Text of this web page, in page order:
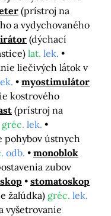
(prístroj na
a vydychovaného
(dýchací
lat. lek.
liečivých látok v
myostimulátor
kostrového
(prístroj na
gréc. lek.
pohybov ústnych
odb.
monoblok
zubov
stomatoskop
žalúdka) gréc. lek.
vyšetrovanie